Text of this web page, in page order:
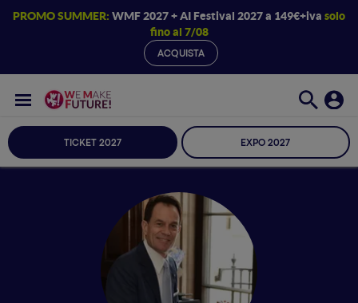
PROMO SUMMER: WMF 2027 + AI Festival 2027 a 149€+iva solo
fino al 7/08
ACQUISTA
TICKET 2027 EXPO 2027